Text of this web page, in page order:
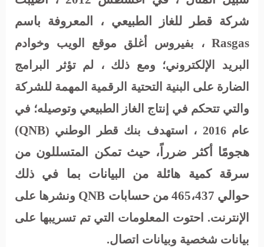
شركة قطر للغاز الطبيعي ، المعروفة باسم
Rasgas ، بفيروس أغلق موقع الويب وخوادم
البريد الإلكتروني؛ ومع ذلك ، لم تؤثر البرامج
الضارة على البنية التحتية الرقمية المهمة للشركة
والتي تتحكم في إنتاج الغاز الطبيعي وتوصيله؛ في
عام 2016 ، استهدف بنك قطر الوطني (
QNB
)
هجومًا أكثر ضرراً، حيث تمكن المتسللون من
سرقة كمية هائلة من البيانات بما في ذلك
حوالي 465،437 من حسابات
QNB ونشرها على
الإنترنت. احتوت المعلومات التي تم تسريبها على
بيانات شخصية وبيانات اتصال.